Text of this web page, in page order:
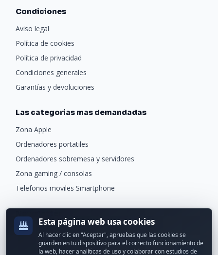
Condiciones
Aviso legal
Política de cookies
Política de privacidad
Condiciones generales
Garantías y devoluciones
Las categorias mas demandadas
Zona Apple
Ordenadores portatiles
Ordenadores sobremesa y servidores
Zona gaming / consolas
Telefonos moviles Smartphone
Recibe ofertas exclusivas y novedades.
Esta página web usa cookies
Al hacer clic en "Aceptar", apruebas que las cookies se
guarden en tu dispositivo para el correcto funcionamiento de
la web, hacer analíticas de uso y colaborar con estudios de